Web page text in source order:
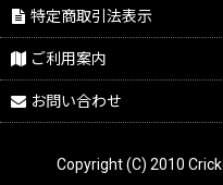
特定商取引法表示
ご利用案内
お問い合わせ
Copyright (C) 2010